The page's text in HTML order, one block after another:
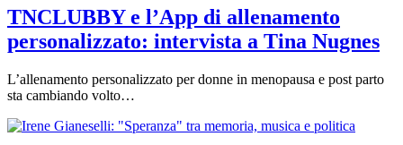
TNCLUBBY e l’App di allenamento
personalizzato: intervista a Tina Nugnes
L’allenamento personalizzato per donne in menopausa e post parto
sta cambiando volto…